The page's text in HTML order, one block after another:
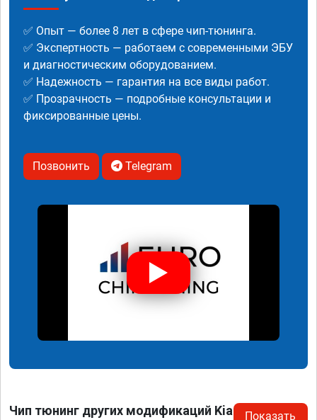
✅ Опыт — более 8 лет в сфере чип-тюнинга.
✅ Экспертность — работаем с современными ЭБУ
и диагностическим оборудованием.
✅ Надежность — гарантия на все виды работ.
✅ Прозрачность — подробные консультации и
фиксированные цены.
Позвонить Telegram
Чип тюнинг других модификаций Kia
Показать